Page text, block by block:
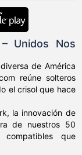
Unidos Nos
de América
reúne solteros
el crisol que hace
la innovación de
de nuestros 50
compatibles que